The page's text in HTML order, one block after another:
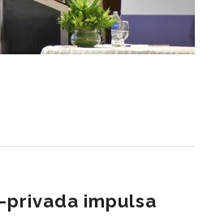
impulsa